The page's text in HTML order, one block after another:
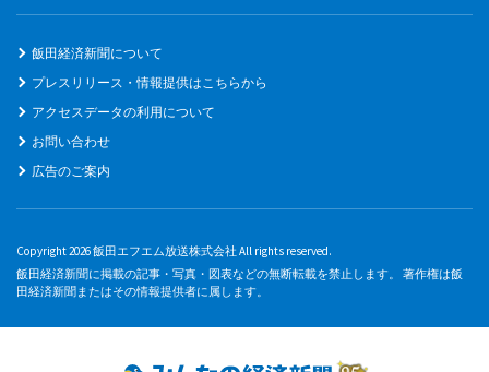
飯田経済新聞について
プレスリリース・情報提供はこちらから
アクセスデータの利用について
お問い合わせ
広告のご案内
Copyright 2026 飯田エフエム放送株式会社 All rights reserved.
飯田経済新聞に掲載の記事・写真・図表などの無断転載を禁止します。 著作権は飯
田経済新聞またはその情報提供者に属します。